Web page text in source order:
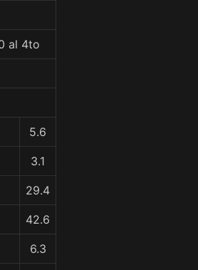
al 4to
5.6
3.1
29.4
42.6
6.3